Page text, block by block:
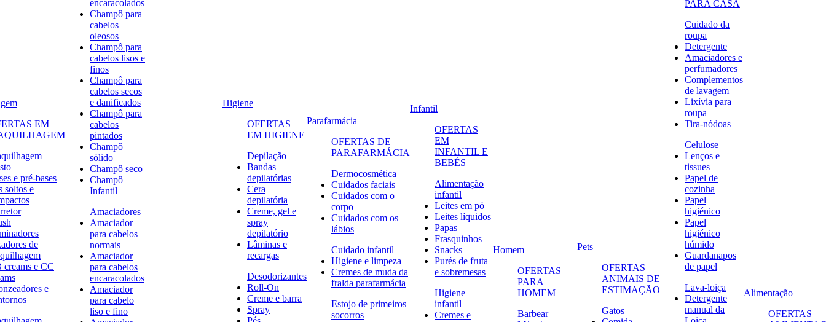
EM
e pré-bases
soltos e
de
creams e CC
e
encaracolados
Champô para
cabelos
oleosos
Champô para
cabelos lisos e
finos
Champô para
cabelos secos
e danificados
Champô para
cabelos
pintados
Champô
sólido
Champô seco
Champô
Infantil
Amaciadores
Amaciador
para cabelos
normais
Amaciador
para cabelos
encaracolados
Amaciador
para cabelo
liso e fino
Higiene
OFERTAS
EM HIGIENE
Depilação
Bandas
depilatórias
Cera
depilatória
Creme, gel e
spray
depilatório
Lâminas e
recargas
Desodorizantes
Roll-On
Creme e barra
Spray
Parafarmácia
OFERTAS DE
PARAFARMÁCIA
Dermocosmética
Cuidados faciais
Cuidados com o
corpo
Cuidados com os
lábios
Cuidado infantil
Higiene e limpeza
Cremes de muda da
fralda parafarmácia
Estojo de primeiros
socorros
Infantil
OFERTAS
EM
INFANTIL E
BEBÉS
Alimentação
infantil
Leites em pó
Leites líquidos
Papas
Frasquinhos
Snacks
Purés de fruta
e sobremesas
Higiene
infantil
Cremes e
Homem
OFERTAS
PARA
HOMEM
Barbear
Pets
OFERTAS
ANIMAIS DE
ESTIMAÇÃO
Gatos
PARA CASA
Cuidado da
roupa
Detergente
Amaciadores e
perfumadores
Complementos
de lavagem
Lixívia para
roupa
Tira-nódoas
Celulose
Lenços e
tissues
Papel de
cozinha
Papel
higiénico
Papel
higiénico
húmido
Guardanapos
de papel
Lava-loiça
Detergente
manual da
Alimentação
OFERTAS